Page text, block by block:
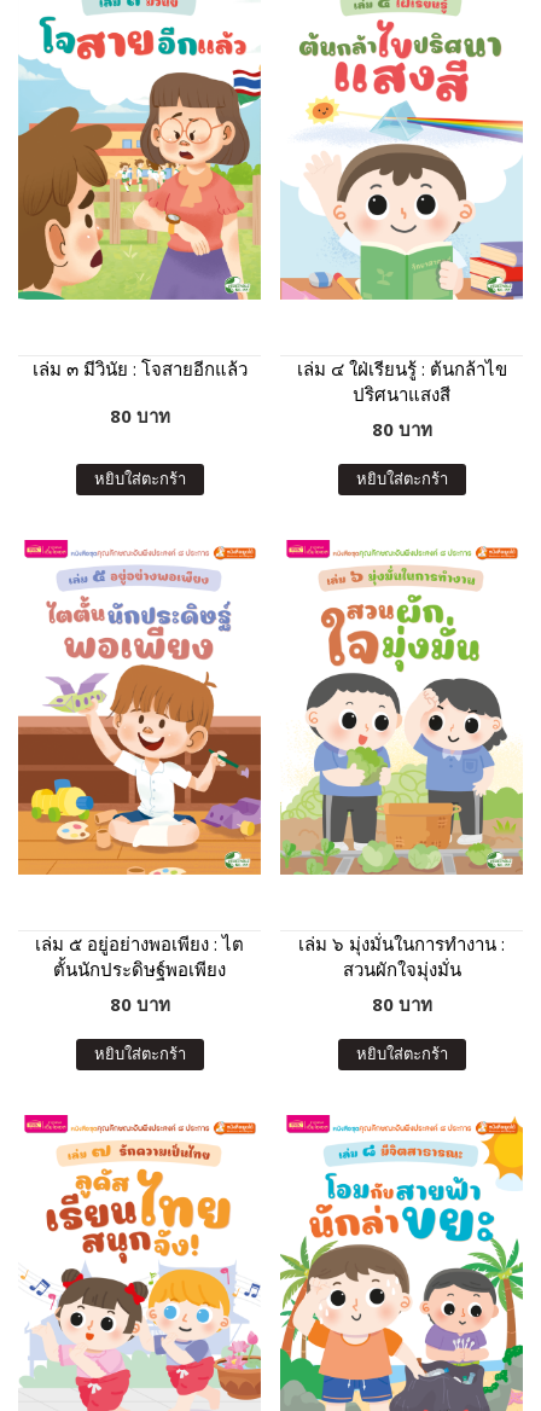
เล่ม ๓ มีวินัย : โจสายอีกแล้ว
80 บาท
หยิบใส่ตะกร้า
เล่ม ๔ ใฝ่เรียนรู้ : ต้นกล้าไข
ปริศนาแสงสี
80 บาท
หยิบใส่ตะกร้า
เล่ม ๕ อยู่อย่างพอเพียง : ไต
ตั้นนักประดิษฐ์พอเพียง
80 บาท
หยิบใส่ตะกร้า
เล่ม ๖ มุ่งมั่นในการทำงาน :
สวนผักใจมุ่งมั่น
80 บาท
หยิบใส่ตะกร้า